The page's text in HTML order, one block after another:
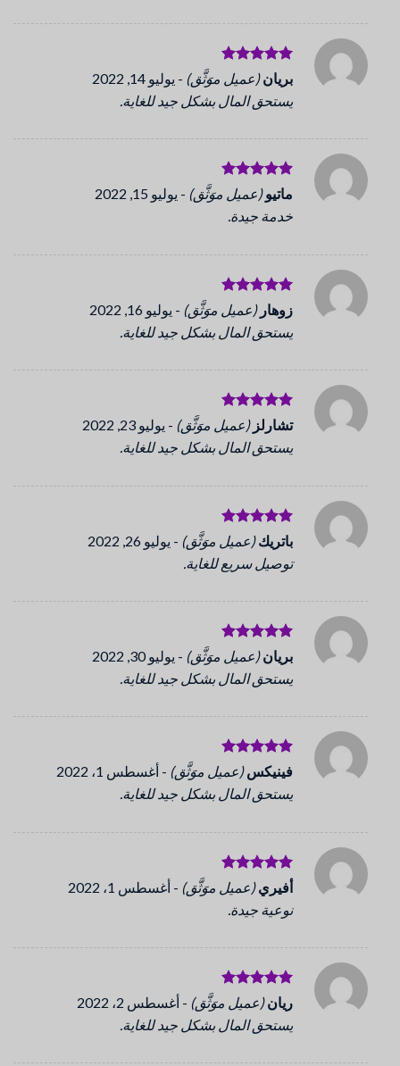
تم التقييم
5من 5
بريان(عميل موَثَّق) - يوليو 14, 2022
يستحق المال بشكل جيد للغاية.
تم التقييم
5من 5
ماتيو(عميل موَثَّق) - يوليو 15, 2022
خدمة جيدة.
تم التقييم
5من 5
زوهار(عميل موَثَّق) - يوليو 16, 2022
يستحق المال بشكل جيد للغاية.
تم التقييم
5من 5
تشارلز(عميل موَثَّق) - يوليو 23, 2022
يستحق المال بشكل جيد للغاية.
تم التقييم
5من 5
باتريك(عميل موَثَّق) - يوليو 26, 2022
توصيل سريع للغاية.
تم التقييم
5من 5
بريان(عميل موَثَّق) - يوليو 30, 2022
يستحق المال بشكل جيد للغاية.
تم التقييم
5من 5
فينيكس(عميل موَثَّق) - أغسطس 1، 2022
يستحق المال بشكل جيد للغاية.
تم التقييم
5من 5
أفيري(عميل موَثَّق) - أغسطس 1، 2022
نوعية جيدة.
تم التقييم
5من 5
ريان(عميل موَثَّق) - أغسطس 2، 2022
يستحق المال بشكل جيد للغاية.